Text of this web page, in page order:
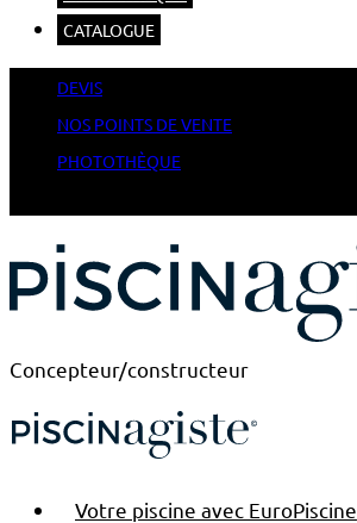
CATALOGUE
DEVIS
NOS POINTS DE VENTE
PHOTOTHÈQUE
Concepteur/constructeur
Votre piscine avec EuroPiscine